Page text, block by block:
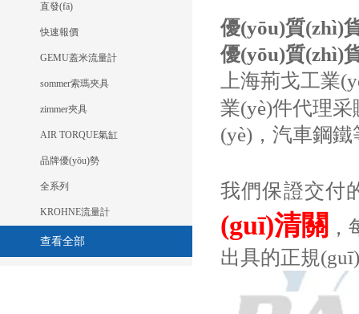
直發(fā)
快速報價
GEMU蓋米流量計
sommer索瑪夾具
zimmer夾具
AIR TORQUE氣缸
品牌優(yōu)勢
全系列
KROHNE流量計
查看全部
優(yōu)質(zhì)
優(yōu)質(zhì)
上海荊戈工業
業(yè)件代理
(yè)，汽車鋼
我們保證交付
(guī)清關
出具的正規(guī)